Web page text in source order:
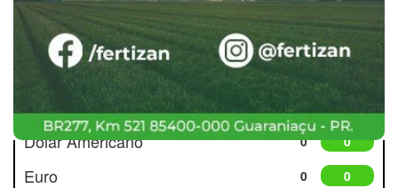
Cotações
Dólar Americano 0 0
Euro 0 0